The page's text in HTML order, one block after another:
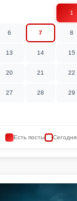
1
6 7 8
13 14 15
20 21 22
27 28 29
Есть посты Сегодня